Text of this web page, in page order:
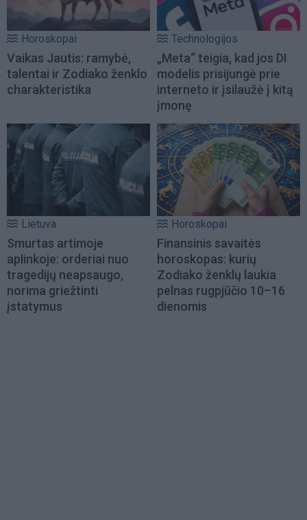
Horoskopai
Vaikas Jautis: ramybė,
talentai ir Zodiako ženklo
charakteristika
Technologijos
„Meta“ teigia, kad jos DI
modelis prisijungė prie
interneto ir įsilaužė į kitą
įmonę
Lietuva
Smurtas artimoje
aplinkoje: orderiai nuo
tragedijų neapsaugo,
norima griežtinti
įstatymus
Horoskopai
Finansinis savaitės
horoskopas: kurių
Zodiako ženklų laukia
pelnas rugpjūčio 10–16
dienomis